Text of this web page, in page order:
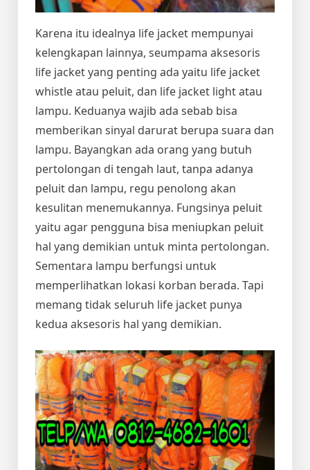
Karena itu idealnya life jacket mempunyai
kelengkapan lainnya, seumpama aksesoris
life jacket yang penting ada yaitu life jacket
whistle atau peluit, dan life jacket light atau
lampu. Keduanya wajib ada sebab bisa
memberikan sinyal darurat berupa suara dan
lampu. Bayangkan ada orang yang butuh
pertolongan di tengah laut, tanpa adanya
peluit dan lampu, regu penolong akan
kesulitan menemukannya. Fungsinya peluit
yaitu agar pengguna bisa meniupkan peluit
hal yang demikian untuk minta pertolongan.
Sementara lampu berfungsi untuk
memperlihatkan lokasi korban berada. Tapi
memang tidak seluruh life jacket punya
kedua aksesoris hal yang demikian.